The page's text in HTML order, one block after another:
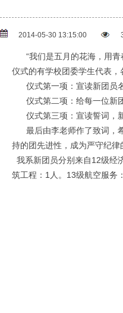
2014-05-30 13:15:00
“我们是五月的花海，用青
仪式的有学校团委学生代表
仪式第一项：宣读新团员
仪式第二项：给每一位新
仪式第三项：宣读誓词，新
最后由李老师作了致词，希
持的团先进性，成为严守纪
我系新团员分别来自12级经
筑工程：1人。13级航空服务